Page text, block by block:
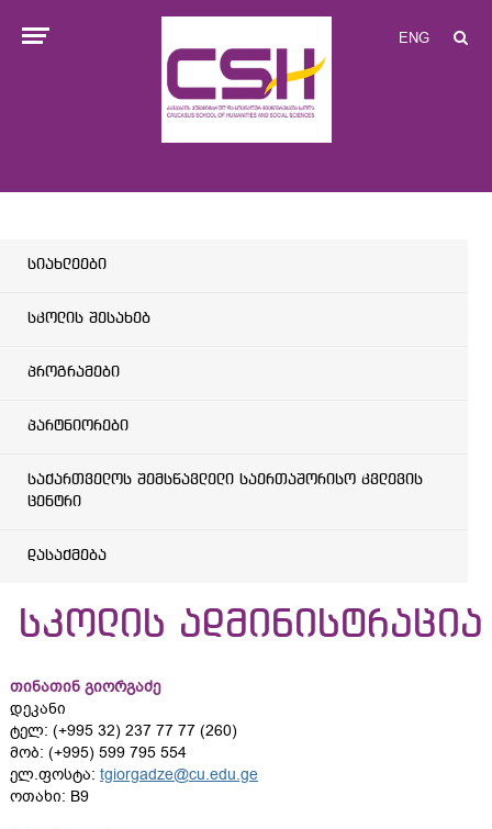
ENG
სიახლეები
სკოლის შესახებ
პროგრამები
პარტნიორები
საქართველოს შემსწავლელი საერთაშორისო კვლევის
ცენტრი
დასაქმება
სკოლის ადმინისტრაცია
თინათინ გიორგაძე
დეკანი
ტელ: (+995 32) 237 77 77 (260)
მობ: (+995) 599 795 554
ელ.ფოსტა: tgiorgadze@cu.edu.ge
ოთახი: B9